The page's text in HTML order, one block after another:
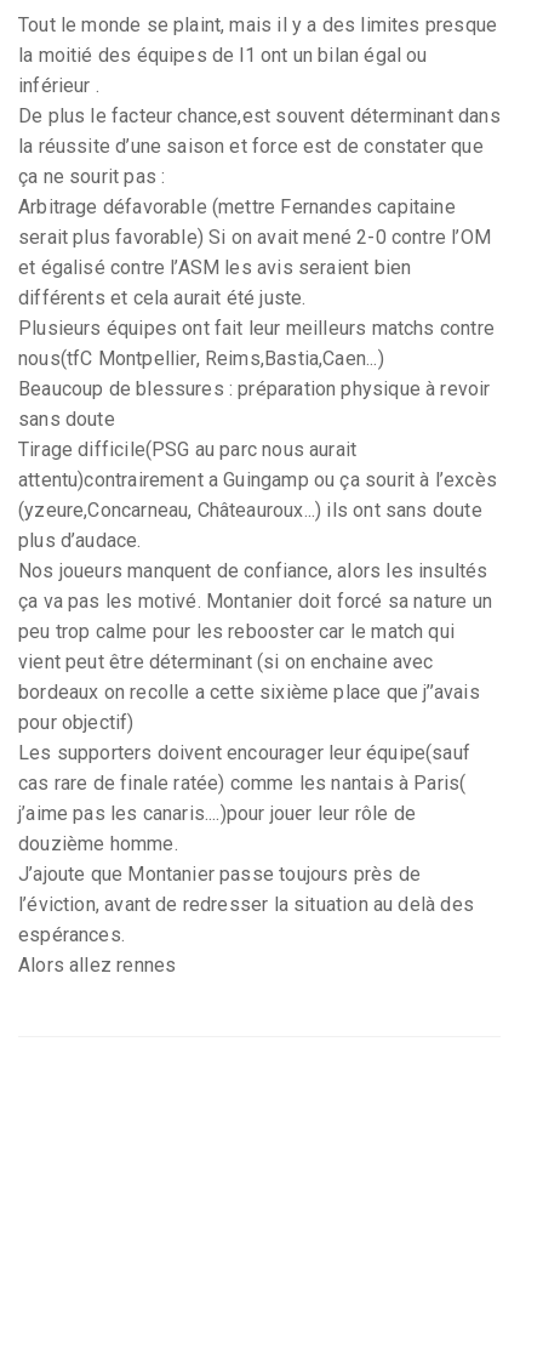
Tout le monde se plaint, mais il y a des limites presque
la moitié des équipes de l1 ont un bilan égal ou
inférieur .
De plus le facteur chance,est souvent déterminant dans
la réussite d’une saison et force est de constater que
ça ne sourit pas :
Arbitrage défavorable (mettre Fernandes capitaine
serait plus favorable) Si on avait mené 2-0 contre l’OM
et égalisé contre l’ASM les avis seraient bien
différents et cela aurait été juste.
Plusieurs équipes ont fait leur meilleurs matchs contre
nous(tfC Montpellier, Reims,Bastia,Caen...)
Beaucoup de blessures : préparation physique à revoir
sans doute
Tirage difficile(PSG au parc nous aurait
attentu)contrairement a Guingamp ou ça sourit à l’excès
(yzeure,Concarneau, Châteauroux...) ils ont sans doute
plus d’audace.
Nos joueurs manquent de confiance, alors les insultés
ça va pas les motivé. Montanier doit forcé sa nature un
peu trop calme pour les rebooster car le match qui
vient peut être déterminant (si on enchaine avec
bordeaux on recolle a cette sixième place que j’’avais
pour objectif)
Les supporters doivent encourager leur équipe(sauf
cas rare de finale ratée) comme les nantais à Paris(
j’aime pas les canaris....)pour jouer leur rôle de
douzième homme.
J’ajoute que Montanier passe toujours près de
l’éviction, avant de redresser la situation au delà des
espérances.
Alors allez rennes